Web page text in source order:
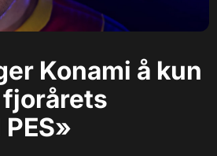
Konami å kun